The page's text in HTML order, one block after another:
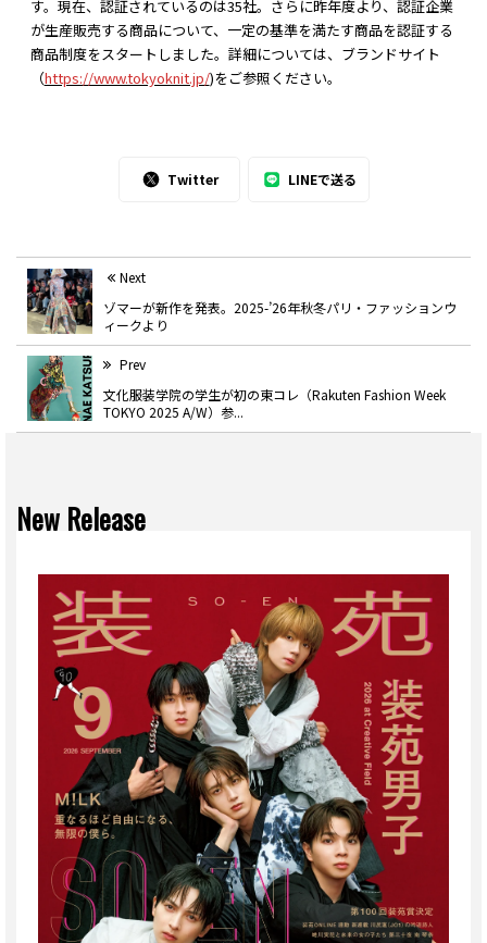
す。現在、認証されているのは35社。さらに昨年度より、認証企業
が生産販売する商品について、一定の基準を満たす商品を認証する
商品制度をスタートしました。詳細については、ブランドサイト
（https://www.tokyoknit.jp/)をご参照ください。
Twitter LINEで送る
Next
ゾマーが新作を発表。2025-’26年秋冬パリ・ファッションウ
ィークより
Prev
文化服装学院の学生が初の東コレ（Rakuten Fashion Week
TOKYO 2025 A/W）参...
New Release